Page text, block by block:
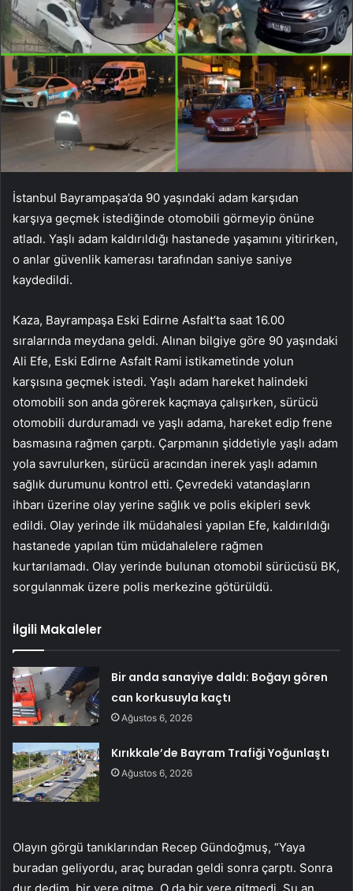
İstanbul Bayrampaşa’da 90 yaşındaki adam karşıdan
karşıya geçmek istediğinde otomobili görmeyip önüne
atladı. Yaşlı adam kaldırıldığı hastanede yaşamını yitirirken,
o anlar güvenlik kamerası tarafından saniye saniye
kaydedildi.
Kaza, Bayrampaşa Eski Edirne Asfalt’ta saat 16.00
sıralarında meydana geldi. Alınan bilgiye göre 90 yaşındaki
Ali Efe, Eski Edirne Asfalt Rami istikametinde yolun
karşısına geçmek istedi. Yaşlı adam hareket halindeki
otomobili son anda görerek kaçmaya çalışırken, sürücü
otomobili durduramadı ve yaşlı adama, hareket edip frene
basmasına rağmen çarptı. Çarpmanın şiddetiyle yaşlı adam
yola savrulurken, sürücü aracından inerek yaşlı adamın
sağlık durumunu kontrol etti. Çevredeki vatandaşların
ihbarı üzerine olay yerine sağlık ve polis ekipleri sevk
edildi. Olay yerinde ilk müdahalesi yapılan Efe, kaldırıldığı
hastanede yapılan tüm müdahalelere rağmen
kurtarılamadı. Olay yerinde bulunan otomobil sürücüsü BK,
sorgulanmak üzere polis merkezine götürüldü.
İlgili Makaleler
Bir anda sanayiye daldı: Boğayı gören
can korkusuyla kaçtı
Ağustos 6, 2026
Kırıkkale’de Bayram Trafiği Yoğunlaştı
Ağustos 6, 2026
Olayın görgü tanıklarından Recep Gündoğmuş, “Yaya
buradan geliyordu, araç buradan geldi sonra çarptı. Sonra
dur dedim, bir yere gitme. O da bir yere gitmedi. Şu an